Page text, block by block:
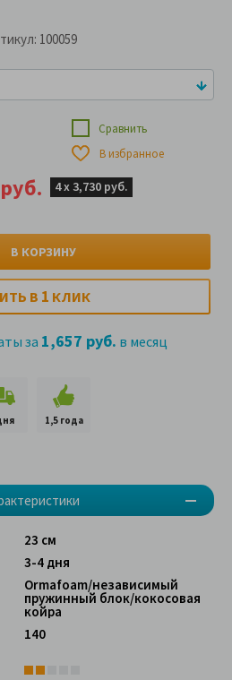
100059
4 х 3,730 руб.
В КОРЗИНУ
Сравнить
В избранное
В 1 КЛИК
за 1,657 руб. в месяц
1,5 года
23 см
3-4 дня
Ormafoam/независимый
пружинный блок/кокосовая
койра
140